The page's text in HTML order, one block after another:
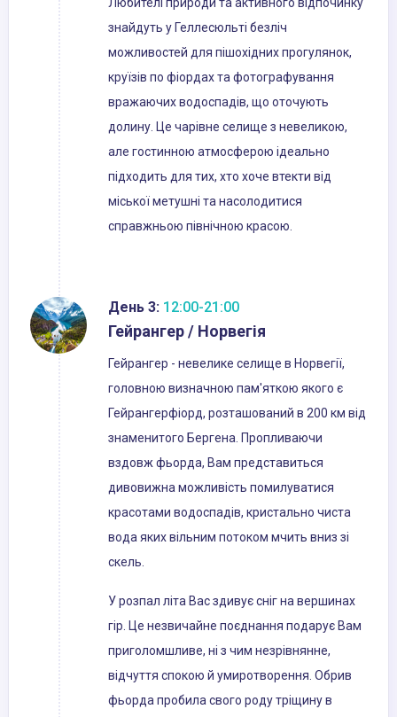
Любителі природи та активного відпочинку
знайдуть у Геллесюльті безліч
можливостей для пішохідних прогулянок,
круїзів по фіордах та фотографування
вражаючих водоспадів, що оточують
долину. Це чарівне селище з невеликою,
але гостинною атмосферою ідеально
підходить для тих, хто хоче втекти від
міської метушні та насолодитися
справжньою північною красою.
День 3: 12:00-21:00
Гейрангер / Норвегія
Гейрангер - невелике селище в Норвегії,
головною визначною пам'яткою якого є
Гейрангерфіорд, розташований в 200 км від
знаменитого Бергена. Пропливаючи
вздовж фьорда, Вам представиться
дивовижна можливість помилуватися
красотами водоспадів, кристально чиста
вода яких вільним потоком мчить вниз зі
скель.
У розпал літа Вас здивує сніг на вершинах
гір. Це незвичайне поєднання подарує Вам
приголомшливе, ні з чим незрівнянне,
відчуття спокою й умиротворення. Обрив
фьорда пробила свого роду тріщину в